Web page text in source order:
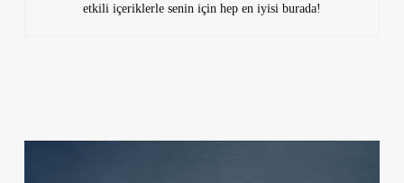
etkili içeriklerle senin için hep en iyisi burada!